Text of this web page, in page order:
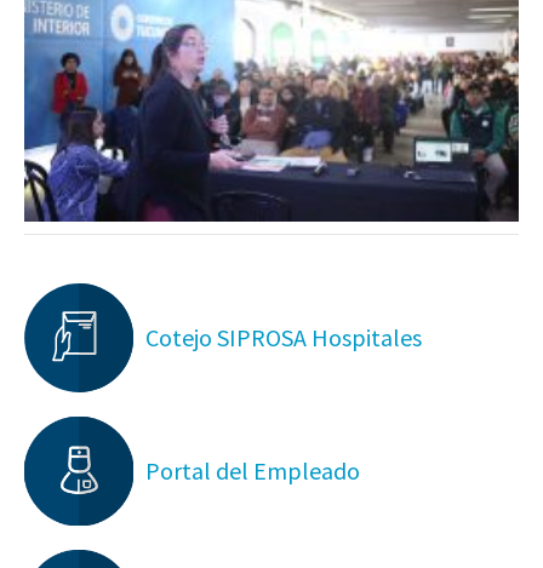
Cotejo SIPROSA Hospitales
Portal del Empleado